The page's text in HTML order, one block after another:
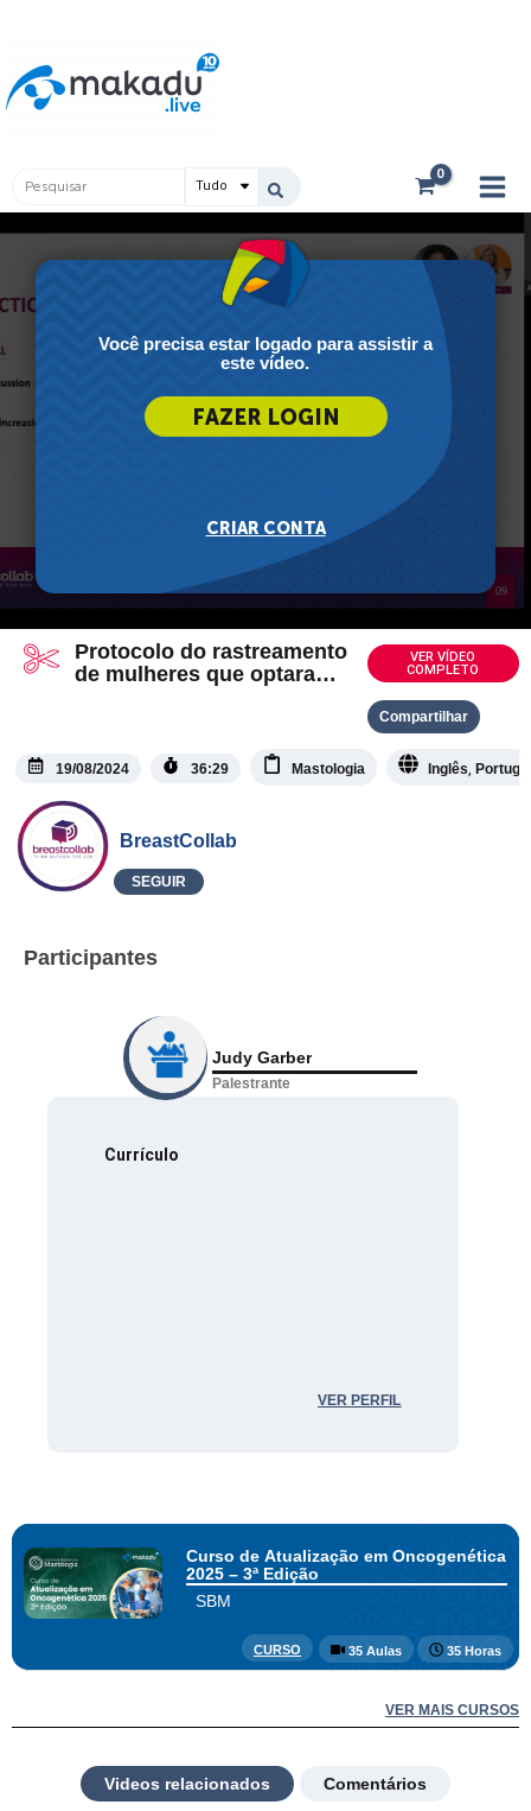
conteúdo
Pesquisar
...
Você precisa estar logado para assistir a
este vídeo.
Protocolo do rastreamento
de mulheres que optaram
VER VÍDEO
COMPLETO
Compartilhar
19/08/2024 36:29 Mastologia Inglês,
BreastCollab
SEGUIR
Participantes
Judy Garber
Palestrante
Currículo
VER PERFIL
Curso de Atualização em Oncogenética
2025 – 3ª Edição
SBM
CURSO 35 Aulas 35 Horas
VER MAIS CURSOS
Videos relacionados Comentários